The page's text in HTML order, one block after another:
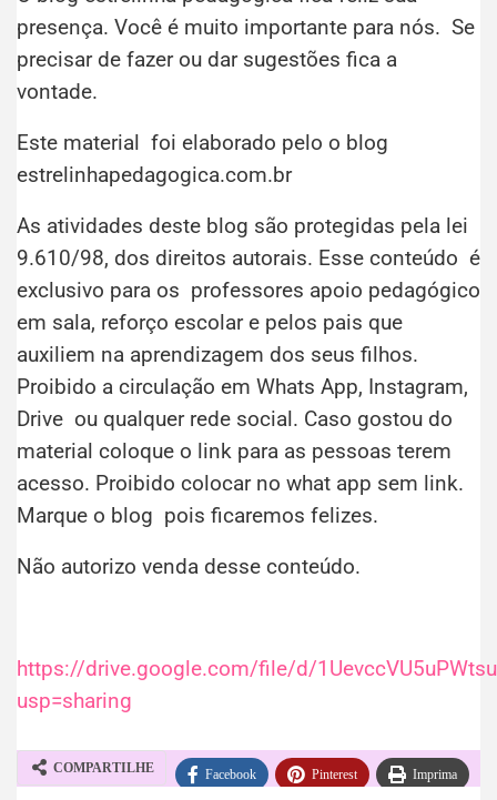
presença. Você é muito importante para nós. Se
precisar de fazer ou dar sugestões fica a
vontade.
Este material foi elaborado pelo o blog
estrelinhapedagogica.com.br
As atividades deste blog são protegidas pela lei
9.610/98, dos direitos autorais. Esse conteúdo é
exclusivo para os professores apoio pedagógico
em sala, reforço escolar e pelos pais que
auxiliem na aprendizagem dos seus filhos.
Proibido a circulação em Whats App, Instagram,
Drive ou qualquer rede social. Caso gostou do
material coloque o link para as pessoas terem
acesso. Proibido colocar no what app sem link.
Marque o blog pois ficaremos felizes.
Não autorizo venda desse conteúdo.
https://drive.google.com/file/d/
usp=sharing
COMPARTILHE Facebook Pinterest Imprima